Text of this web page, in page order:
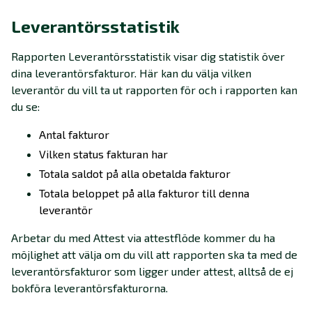
Leverantörsstatistik
Rapporten Leverantörsstatistik visar dig statistik över
dina leverantörsfakturor. Här kan du välja vilken
leverantör du vill ta ut rapporten för och i rapporten kan
du se:
Antal fakturor
Vilken status fakturan har
Totala saldot på alla obetalda fakturor
Totala beloppet på alla fakturor till denna
leverantör
Arbetar du med Attest via attestflöde kommer du ha
möjlighet att välja om du vill att rapporten ska ta med de
leverantörsfakturor som ligger under attest, alltså de ej
bokföra leverantörsfakturorna.